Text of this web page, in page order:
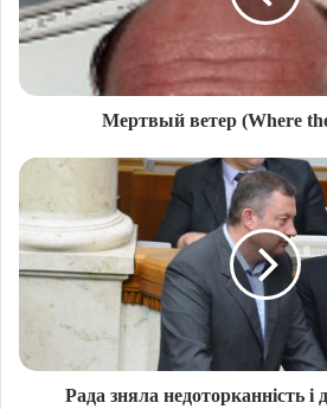
Мертвый ветер (Where
Рада зняла недоторканність